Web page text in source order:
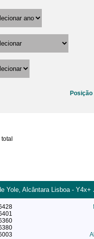
Posição
Yole, Alcântara Lisboa -